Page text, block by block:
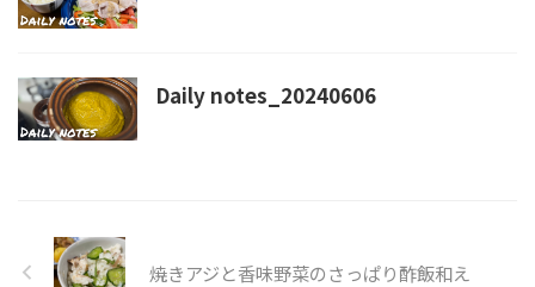
Daily notes_20240606
焼きアジと香味野菜のさっぱり酢飯和え